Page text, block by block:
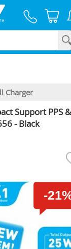
Charger
Support PPS &
- Black
-